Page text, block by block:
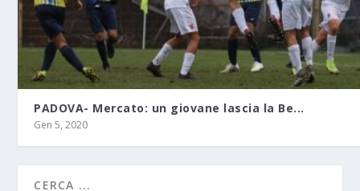
PADOVA- Mercato: un giovane lascia la Be...
Gen 5, 2020